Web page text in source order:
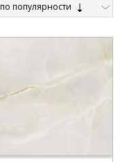
по популярности